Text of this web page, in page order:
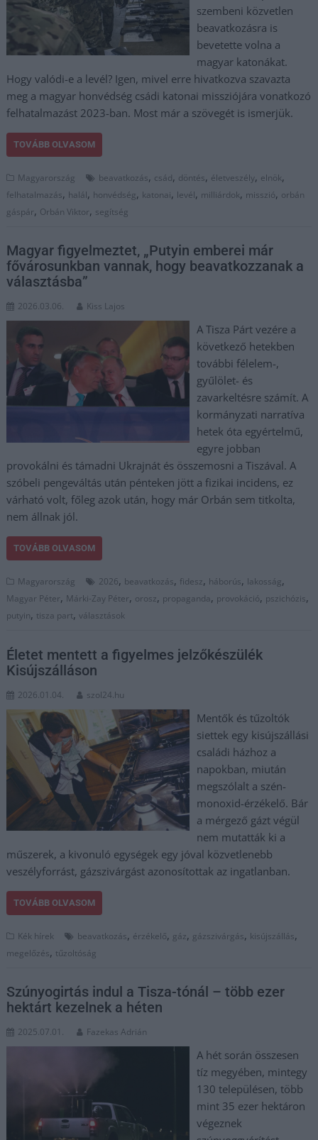
szembeni közvetlen
beavatkozásra is
bevetette volna a
magyar katonákat.
Hogy valódi-e a levél? Igen, mivel erre hivatkozva szavazta
meg a magyar honvédség csádi katonai missziójára vonatkozó
felhatalmazást 2023-ban. Most már a szövegét is ismerjük.
TOVÁBB OLVASOM
Magyarország beavatkozás, csád, döntés, életveszély, elnök,
felhatalmazás, halál, honvédség, katonai, levél, milliárdok, misszió, orbán
gáspár, Orbán Viktor, segítség
Magyar figyelmeztet, „Putyin emberei már
fővárosunkban vannak, hogy beavatkozzanak a
választásba”
2026.03.06. Kiss Lajos
A Tisza Párt vezére a
következő hetekben
további félelem-,
gyűlölet- és
zavarkeltésre számít. A
kormányzati narratíva
hetek óta egyértelmű,
egyre jobban
provokálni és támadni Ukrajnát és összemosni a Tiszával. A
szóbeli pengeváltás után pénteken jött a fizikai incidens, ez
várható volt, főleg azok után, hogy már Orbán sem titkolta,
nem állnak jól.
TOVÁBB OLVASOM
Magyarország 2026, beavatkozás, fidesz, háborús, lakosság,
Magyar Péter, Márki-Zay Péter, orosz, propaganda, provokáció, pszichózis,
putyin, tisza part,választások
Életet mentett a figyelmes jelzőkészülék
Kisújszálláson
2026.01.04. szol24.hu
Mentők és tűzoltók
siettek egy kisújszállási
családi házhoz a
napokban, miután
megszólalt a szén-
monoxid-érzékelő. Bár
a mérgező gázt végül
nem mutatták ki a
műszerek, a kivonuló egységek egy jóval közvetlenebb
veszélyforrást, gázszivárgást azonosítottak az ingatlanban.
TOVÁBB OLVASOM
Kék hírek beavatkozás, érzékelő, gáz, gázszivárgás, kisújszállás,
megelőzés, tűzoltóság
Szúnyogirtás indul a Tisza-tónál – több ezer
hektárt kezelnek a héten
2025.07.01. Fazekas Adrián
A hét során összesen
tíz megyében, mintegy
130 településen, több
mint 35 ezer hektáron
végeznek